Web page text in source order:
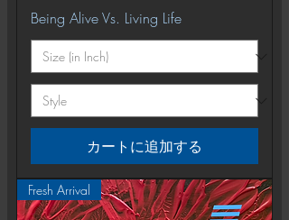
Being Alive Vs. Living Life
カートに追加する
Fresh Arrival